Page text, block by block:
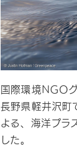
国際環境NGO
長野県軽井沢町
よる、海洋プラ
した。